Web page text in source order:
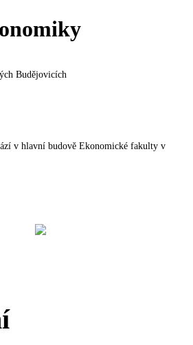
Budějovicích
v hlavní budově Ekonomické fakulty v